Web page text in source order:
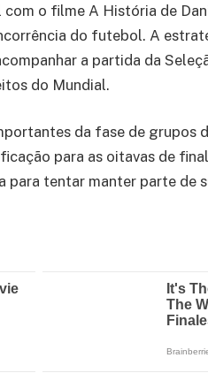
o filme A História de
do futebol. A
a partida da
do Mundial.
da fase de grupos
para as oitavas de
tentar manter parte de